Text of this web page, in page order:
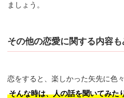
ましょう。
その他の恋愛に関する内容も
恋をすると、楽しかった矢先に色
そんな時は、人の話を聞いてみた